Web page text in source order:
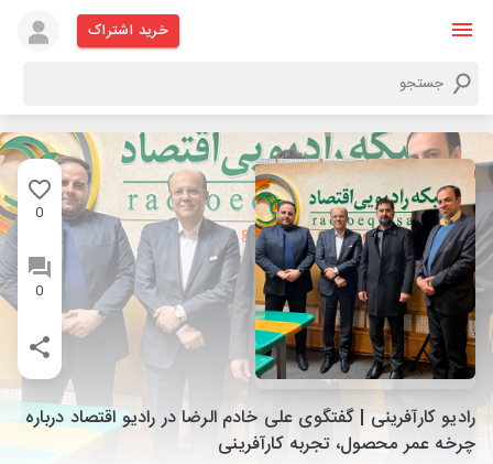
خرید اشتراک
0
0
رادیو کارآفرینی | گفتگوی علی خادم الرضا در رادیو اقتصاد درباره
چرخه عمر محصول، تجربه کارآفرینی